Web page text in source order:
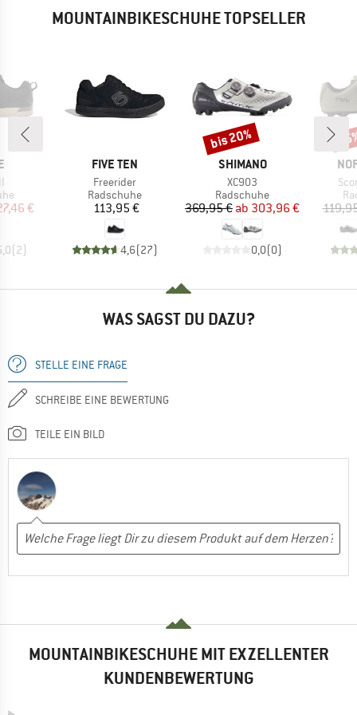
MOUNTAINBIKESCHUHE TOPSELLER
Preis
€
(2)
MARKE
FIVE TEN
Artikel
Freerider
Produktgruppe
Radschuhe
Preis
113,95 €
4,6(27)
MARKE
SHIMANO
Artikel
XC903
Produktgruppe
Radschuhe
Preis
369,95 € reduzierter Preis
ab 303,96 €
0,0(0)
Rabatt
bis 20%
WAS SAGST DU DAZU?
STELLE EINE FRAGE
SCHREIBE EINE BEWERTUNG
TEILE EIN BILD
MOUNTAINBIKESCHUHE MIT EXZELLENTER
KUNDENBEWERTUNG